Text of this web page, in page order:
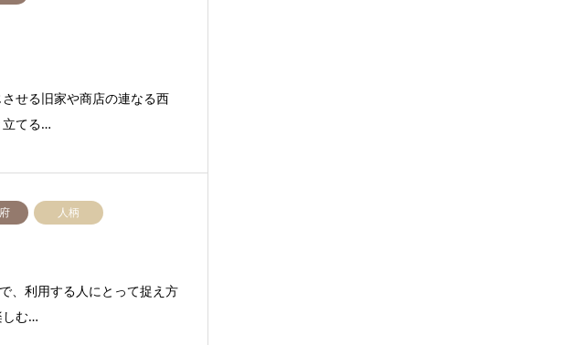
せる旧家や商店の連なる西
立てる…
人柄
、利用する人にとって捉え方
しむ…